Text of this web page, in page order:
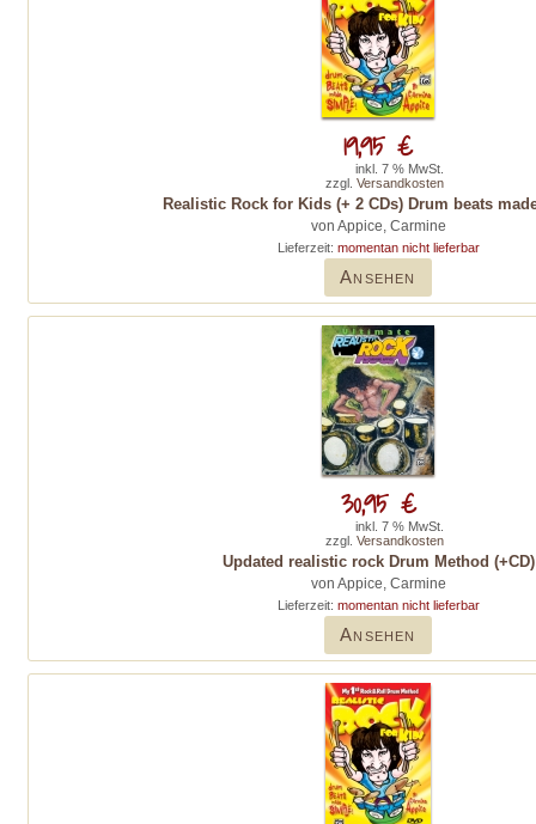
Realistic Rock for Kids (+ 2 CDs) Drum beats
von Appice, Carmine
Lieferzeit: momentan nicht lieferbar
Ansehen
19,95 €
inkl. 7 % MwSt.
zzgl. Versandkosten
Updated realistic rock Drum Method (+CD)
von Appice, Carmine
Lieferzeit: momentan nicht lieferbar
Ansehen
30,95 €
inkl. 7 % MwSt.
zzgl. Versandkosten